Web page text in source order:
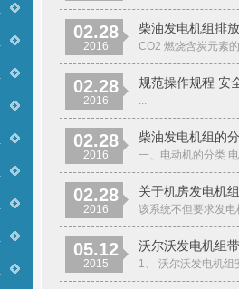
02.28
2016
柴油发电机组排
CO2 燃烧含炭元素
02.28
2016
规范操作规程 安
...
02.28
2016
柴油发电机组的
一、电动机的分类
02.28
2016
关于机房发电机
该系统不但要求发
05.12
2015
沃尔沃发电机组
1、 沃尔沃发电机